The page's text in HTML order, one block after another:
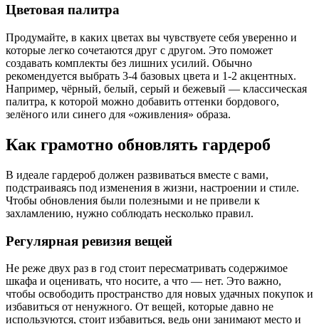
Цветовая палитра
Продумайте, в каких цветах вы чувствуете себя уверенно и
которые легко сочетаются друг с другом. Это поможет
создавать комплекты без лишних усилий. Обычно
рекомендуется выбрать 3-4 базовых цвета и 1-2 акцентных.
Например, чёрный, белый, серый и бежевый — классическая
палитра, к которой можно добавить оттенки бордового,
зелёного или синего для «оживления» образа.
Как грамотно обновлять гардероб
В идеале гардероб должен развиваться вместе с вами,
подстраиваясь под изменения в жизни, настроении и стиле.
Чтобы обновления были полезными и не привели к
захламлению, нужно соблюдать несколько правил.
Регулярная ревизия вещей
Не реже двух раз в год стоит пересматривать содержимое
шкафа и оценивать, что носите, а что — нет. Это важно,
чтобы освободить пространство для новых удачных покупок и
избавиться от ненужного. От вещей, которые давно не
используются, стоит избавиться, ведь они занимают место и